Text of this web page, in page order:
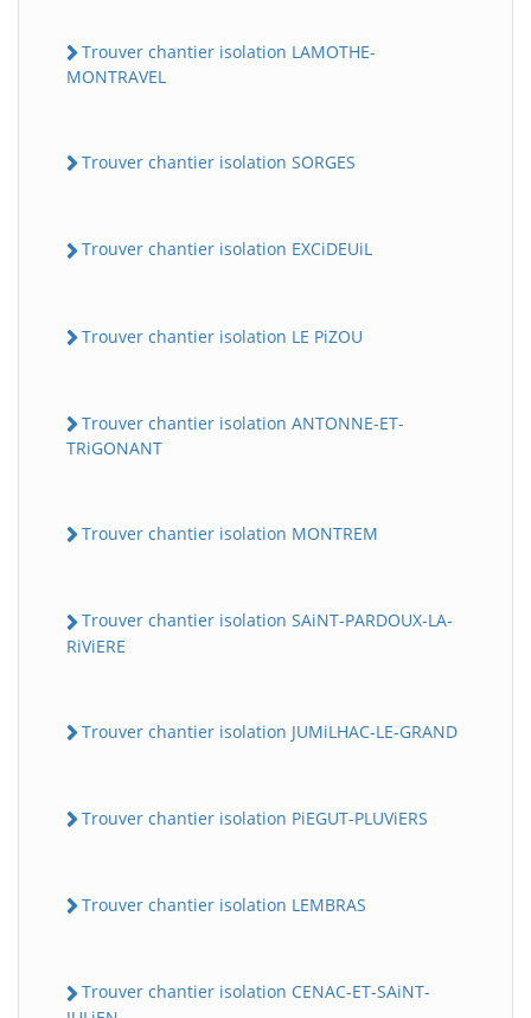
Trouver chantier isolation LAMOTHE-
MONTRAVEL
Trouver chantier isolation SORGES
Trouver chantier isolation EXCiDEUiL
Trouver chantier isolation LE PiZOU
Trouver chantier isolation ANTONNE-ET-
TRiGONANT
Trouver chantier isolation MONTREM
Trouver chantier isolation SAiNT-PARDOUX-LA-
RiViERE
Trouver chantier isolation JUMiLHAC-LE-GRAND
Trouver chantier isolation PiEGUT-PLUViERS
Trouver chantier isolation LEMBRAS
Trouver chantier isolation CENAC-ET-SAiNT-